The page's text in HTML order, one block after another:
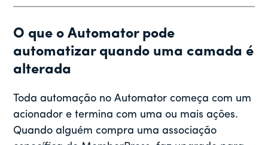
O que o Automator pode
automatizar quando uma camada é
alterada
Toda automação no Automator começa com um
acionador e termina com uma ou mais ações.
Quando alguém compra uma associação